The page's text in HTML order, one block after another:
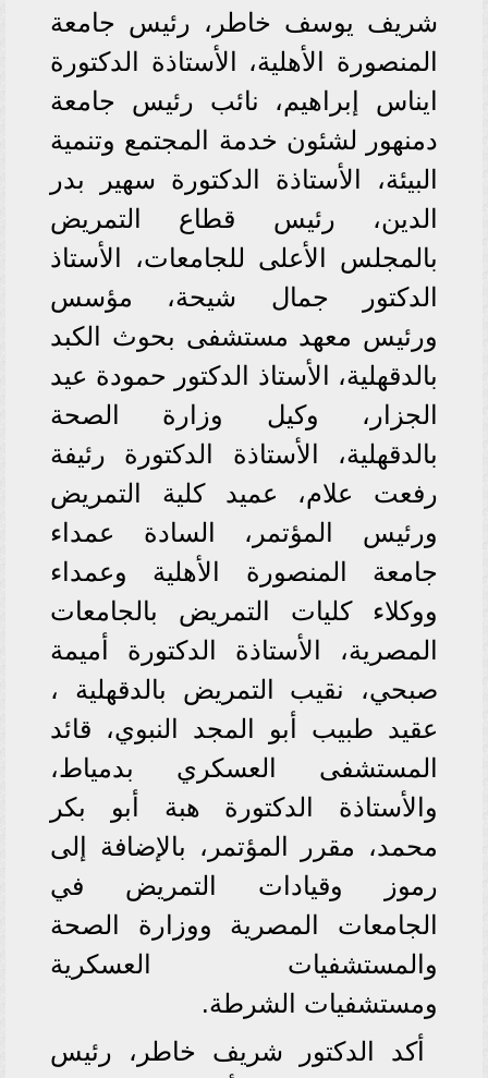
شريف يوسف خاطر، رئيس جامعة
المنصورة الأهلية، الأستاذة الدكتورة
ايناس إبراهيم، نائب رئيس جامعة
دمنهور لشئون خدمة المجتمع وتنمية
البيئة، الأستاذة الدكتورة سهير بدر
الدين، رئيس قطاع التمريض
بالمجلس الأعلى للجامعات، الأستاذ
الدكتور جمال شيحة، مؤسس
ورئيس معهد مستشفى بحوث الكبد
بالدقهلية، الأستاذ الدكتور حمودة عيد
الجزار، وكيل وزارة الصحة
بالدقهلية، الأستاذة الدكتورة رئيفة
رفعت علام، عميد كلية التمريض
ورئيس المؤتمر، السادة عمداء
جامعة المنصورة الأهلية وعمداء
ووكلاء كليات التمريض بالجامعات
المصرية، الأستاذة الدكتورة أميمة
صبحي، نقيب التمريض بالدقهلية ،
عقيد طبيب أبو المجد النبوي، قائد
المستشفى العسكري بدمياط،
والأستاذة الدكتورة هبة أبو بكر
محمد، مقرر المؤتمر، بالإضافة إلى
رموز وقيادات التمريض في
الجامعات المصرية ووزارة الصحة
والمستشفيات العسكرية
ومستشفيات الشرطة.
أكد الدكتور شريف خاطر، رئيس